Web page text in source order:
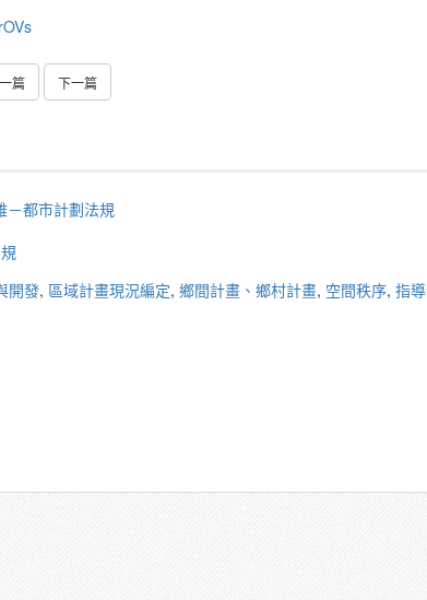
篇 下一篇
－都市計劃法規
開發, 區域計畫現況編定, 鄉間計畫、鄉村計畫, 空間秩序, 指導